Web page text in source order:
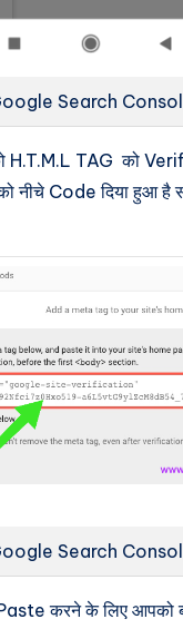
Search
H.T.M.L TAG को
नीचे Code दिया हुआ है
Search
करने के लिए आपको